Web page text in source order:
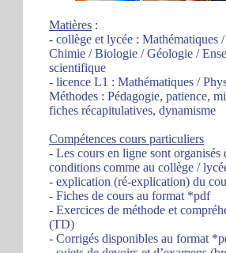
Matières :
- collège et lycée : Mathématiques
Chimie / Biologie / Géologie /
scientifique
- licence L1 : Mathématiques /
Méthodes : Pédagogie, patience,
fiches récapitulatives, dynamisme
Compétences cours particuliers
- Les cours en ligne sont organisés
conditions comme au collège /
- explication (ré-explication) du
- Fiches de cours au format *pdf
- Exercices de méthode et
(TD)
- Corrigés disponibles au format